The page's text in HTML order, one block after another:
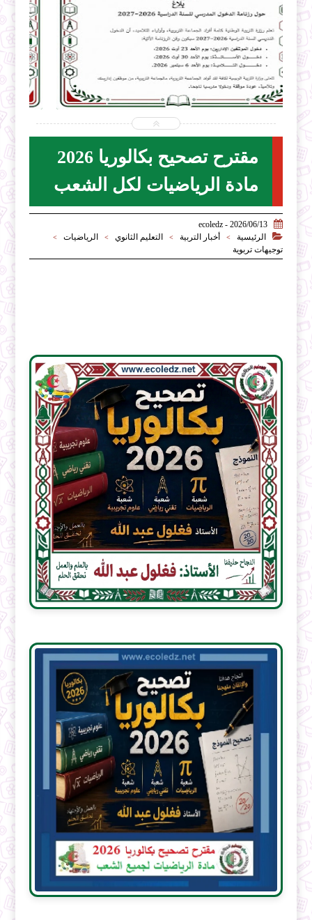
2026-07-31
ecoledz.net
مقترح تصحيح بكالوريا 2026
مادة الرياضيات لكل الشعب

2026/06/13 - ecoledz

الرئيسية > أخبار التربية > التعليم الثانوي > الرياضيات >
توجيهات تربوية